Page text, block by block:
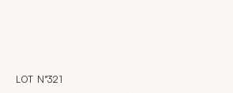
LOT N°321